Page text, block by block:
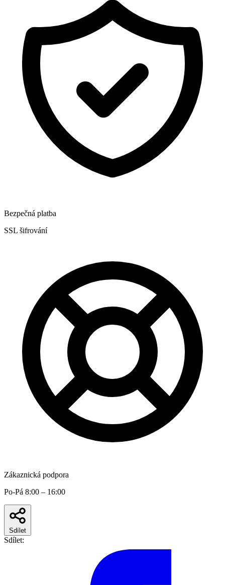
Bezpečná platba
SSL šifrování
Zákaznická podpora
Po-Pá 8:00 – 16:00
Sdílet
Sdílet: